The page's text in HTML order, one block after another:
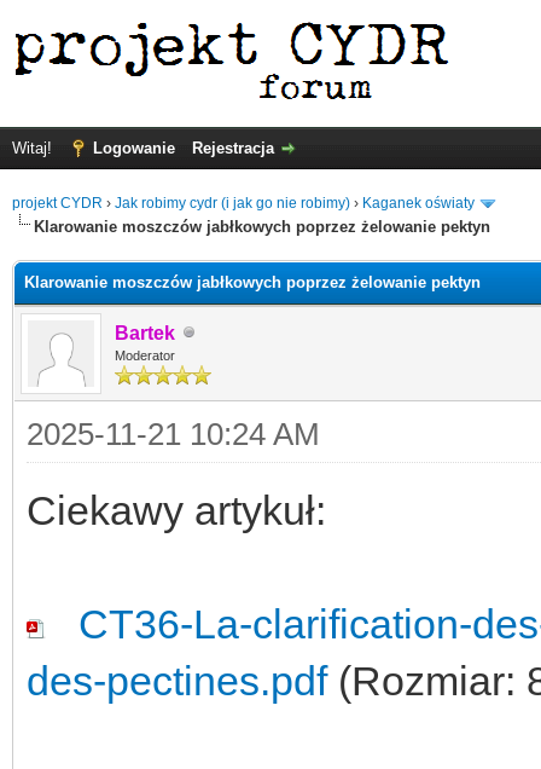
Witaj! Logowanie Rejestracja
projekt CYDR › Jak robimy cydr (i jak go nie robimy) › Kaganek oświaty
Klarowanie moszczów jabłkowych poprzez żelowanie pektyn
Klarowanie moszczów jabłkowych poprzez żelowanie pektyn
Bartek
Moderator
2025-11-21 10:24 AM
Ciekawy artykuł:
CT36-La-clarification-
des-pectines.pdf(Rozmiar: